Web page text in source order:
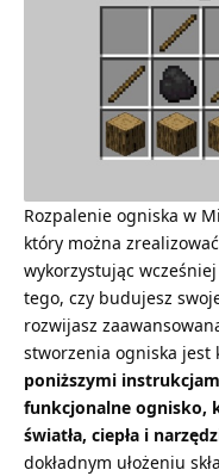
Rozpalenie ogniska w
który można
wykorzystując
tego, czy budujesz
rozwijasz
stworzenia ogniska jest
poniższymi
funkcjonalne ognisko,
światła, ciepła i
dokładnym ułożeniu